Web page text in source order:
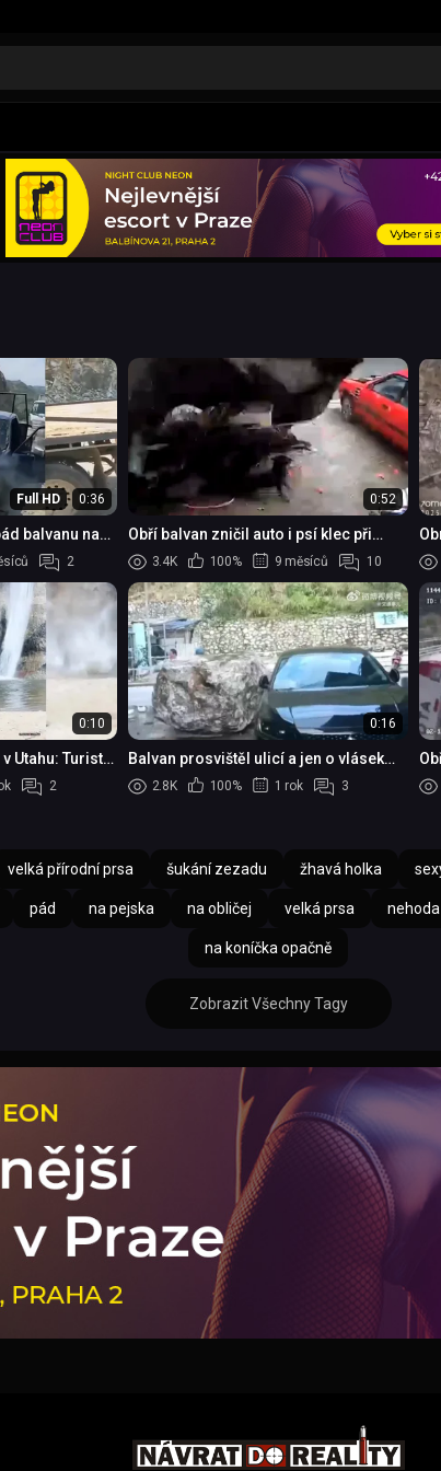
Full HD 0:36
balvanu na
2
0:52
Obří balvan zničil auto i psí klec při
tajfunu Wipha, pes však zázračně přežil
3.4K 100% 9 měsíců 10
0:10
Utahu: Turisty
2
0:16
Balvan prosvištěl ulicí a jen o vlásek
minul skútraře
2.8K 100% 1 rok 3
velká přírodní prsa šukání zezadu žhavá holka
pád na pejska na obličej velká prsa nehoda
na koníčka opačně
Zobrazit Všechny Tagy